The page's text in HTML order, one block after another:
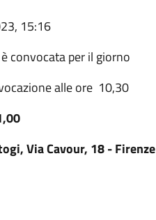
15:16
convocata per il giorno
alle ore 10,30
Via Cavour, 18 - Firenze